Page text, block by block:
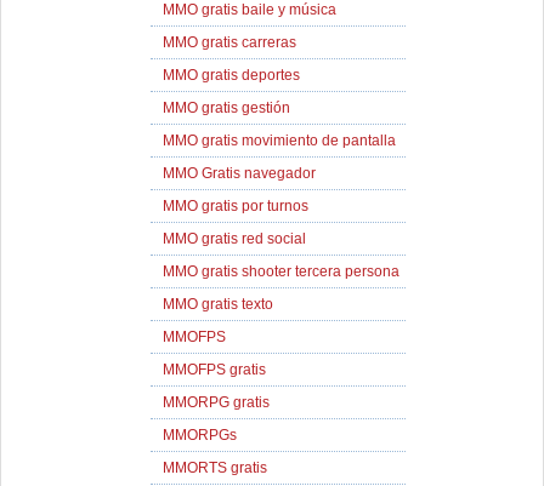
MMO gratis baile y música
MMO gratis carreras
MMO gratis deportes
MMO gratis gestión
MMO gratis movimiento de pantalla
MMO Gratis navegador
MMO gratis por turnos
MMO gratis red social
MMO gratis shooter tercera persona
MMO gratis texto
MMOFPS
MMOFPS gratis
MMORPG gratis
MMORPGs
MMORTS gratis